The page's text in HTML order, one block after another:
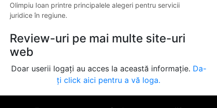
Olimpiu Ioan printre principalele alegeri pentru servicii
juridice în regiune.
Review-uri pe mai multe site-uri
web
Doar userii logați au acces la această informație. Da-
ți click aici pentru a vă loga.